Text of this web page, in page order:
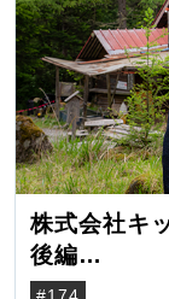
株式会社
後編
米国駐在で
#174